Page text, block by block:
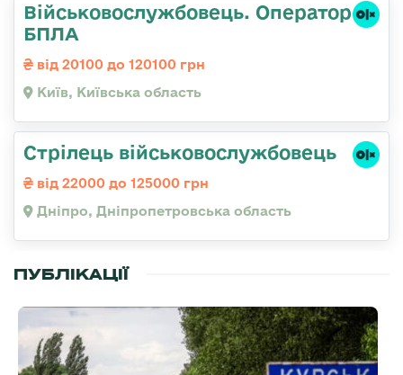
Військовослужбовець. Оператор
БПЛА
від 20100 до 120100 грн
Київ, Київська область
Стрілець військовослужбовець
від 22000 до 125000 грн
Дніпро, Дніпропетровська область
ПУБЛІКАЦІЇ